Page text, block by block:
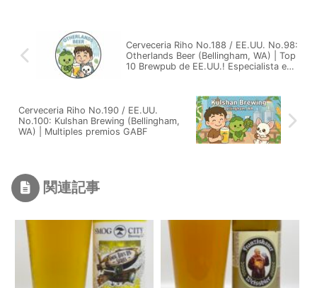
Cerveceria Riho No.188 / EE.UU. No.98:
Otherlands Beer (Bellingham, WA) | Top
10 Brewpub de EE.UU.! Especialista en
Cerveceria Riho No.190 / EE.UU.
No.100: Kulshan Brewing (Bellingham,
WA) | Multiples premios GABF
関連記事